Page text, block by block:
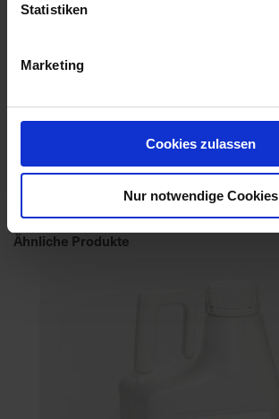
Statistiken
Marketing
Cookies zulassen
Nur notwendige Cookies
Camposan Extra
Ähnliche Produkte